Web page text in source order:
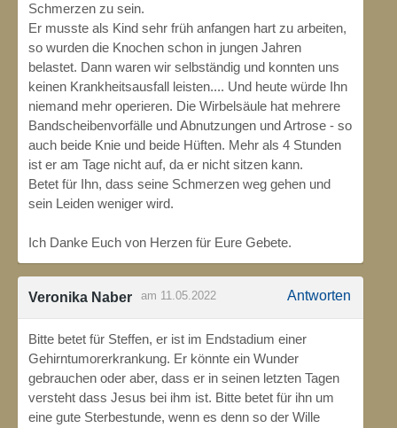
Schmerzen zu sein.
Er musste als Kind sehr früh anfangen hart zu arbeiten,
so wurden die Knochen schon in jungen Jahren
belastet. Dann waren wir selbständig und konnten uns
keinen Krankheitsausfall leisten.... Und heute würde Ihn
niemand mehr operieren. Die Wirbelsäule hat mehrere
Bandscheibenvorfälle und Abnutzungen und Artrose - so
auch beide Knie und beide Hüften. Mehr als 4 Stunden
ist er am Tage nicht auf, da er nicht sitzen kann.
Betet für Ihn, dass seine Schmerzen weg gehen und
sein Leiden weniger wird.
Ich Danke Euch von Herzen für Eure Gebete.
Veronika Naber am 11.05.2022 Antworten
Bitte betet für Steffen, er ist im Endstadium einer
Gehirntumorerkrankung. Er könnte ein Wunder
gebrauchen oder aber, dass er in seinen letzten Tagen
versteht dass Jesus bei ihm ist. Bitte betet für ihn um
eine gute Sterbestunde, wenn es denn so der Wille